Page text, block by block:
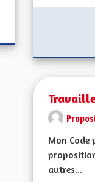
Mon
autres...